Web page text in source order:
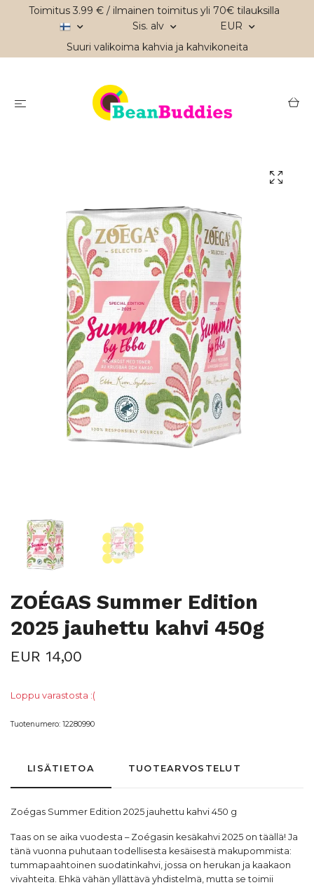
Toimitus 3.99 € / ilmainen toimitus yli 70€ tilauksilla
Sis. alv
EUR
Suuri valikoima kahvia ja kahvikoneita
ZOÉGAS Summer Edition
2025 jauhettu kahvi 450g
EUR 14,00
Loppu varastosta :(
Tuotenumero: 12280990
LISÄTIETOA TUOTEARVOSTELUT
Zoégas Summer Edition 2025 jauhettu kahvi 450 g
Taas on se aika vuodesta – Zoégasin kesäkahvi 2025 on täällä! Ja
tänä vuonna puhutaan todellisesta kesäisestä makupommista:
tummapaahtoinen suodatinkahvi, jossa on herukan ja kaakaon
vivahteita. Ehkä vähän yllättävä yhdistelmä, mutta se toimii